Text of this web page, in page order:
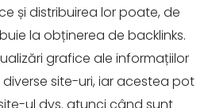
și distribuirea lor poate, de
la obținerea de backlinks.
grafice ale informațiilor
site-uri, iar acestea pot